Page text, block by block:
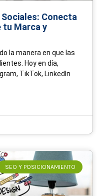
Conecta
tu Marca y
la manera en que las
Hoy en día,
TikTok, LinkedIn
SEO Y POSICIONAMIENTO